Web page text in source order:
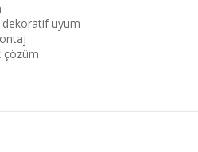
dekoratif uyum
çözüm